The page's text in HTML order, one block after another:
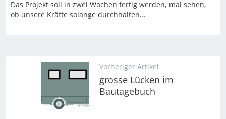
Das Projekt soll in zwei Wochen fertig werden, mal sehen,
ob unsere Kräfte solange durchhalten...
Vorheriger Artikel
grosse Lücken im
Bautagebuch